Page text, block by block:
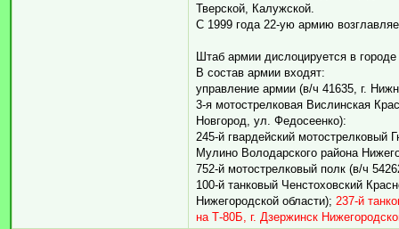
Тверской, Калужской.
С 1999 года 22-ую армию
Штаб армии дислоцируется в
В состав армии входят:
управление армии (в/ч 41635, г.
3-я мотострелковая Вислинская
Новгород, ул. Федосеенко):
245-й гвардейский мотострелковый
Мулино Володарского района
752-й мотострелковый полк (в/ч
100-й танковый Ченстоховский
Нижегородской области); 237-й
на Т-80Б, г. Дзержинск